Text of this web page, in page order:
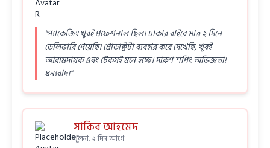
"প্যাকেজিং খুবই প্রফেশনাল ছিল। ঢাকার বাইরে মাত্র ২ দিনে
ডেলিভারি পেয়েছি। প্রোডাক্টটা ব্যবহার করে দেখেছি, খুবই
আরামদায়ক এবং টেকসই মনে হচ্ছে। দারুণ শপিং অভিজ্ঞতা!
ধন্যবাদ।"
সাকিব আহমেদ
খুলনা, ২ দিন আগে